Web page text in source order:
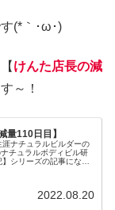
(*｀･ω･)ゞ
けんた店長の減
～！
110日目】
ナチュラルビルダーの
チュラルボディビル研
シリーズの記事になっ
2022.08.20